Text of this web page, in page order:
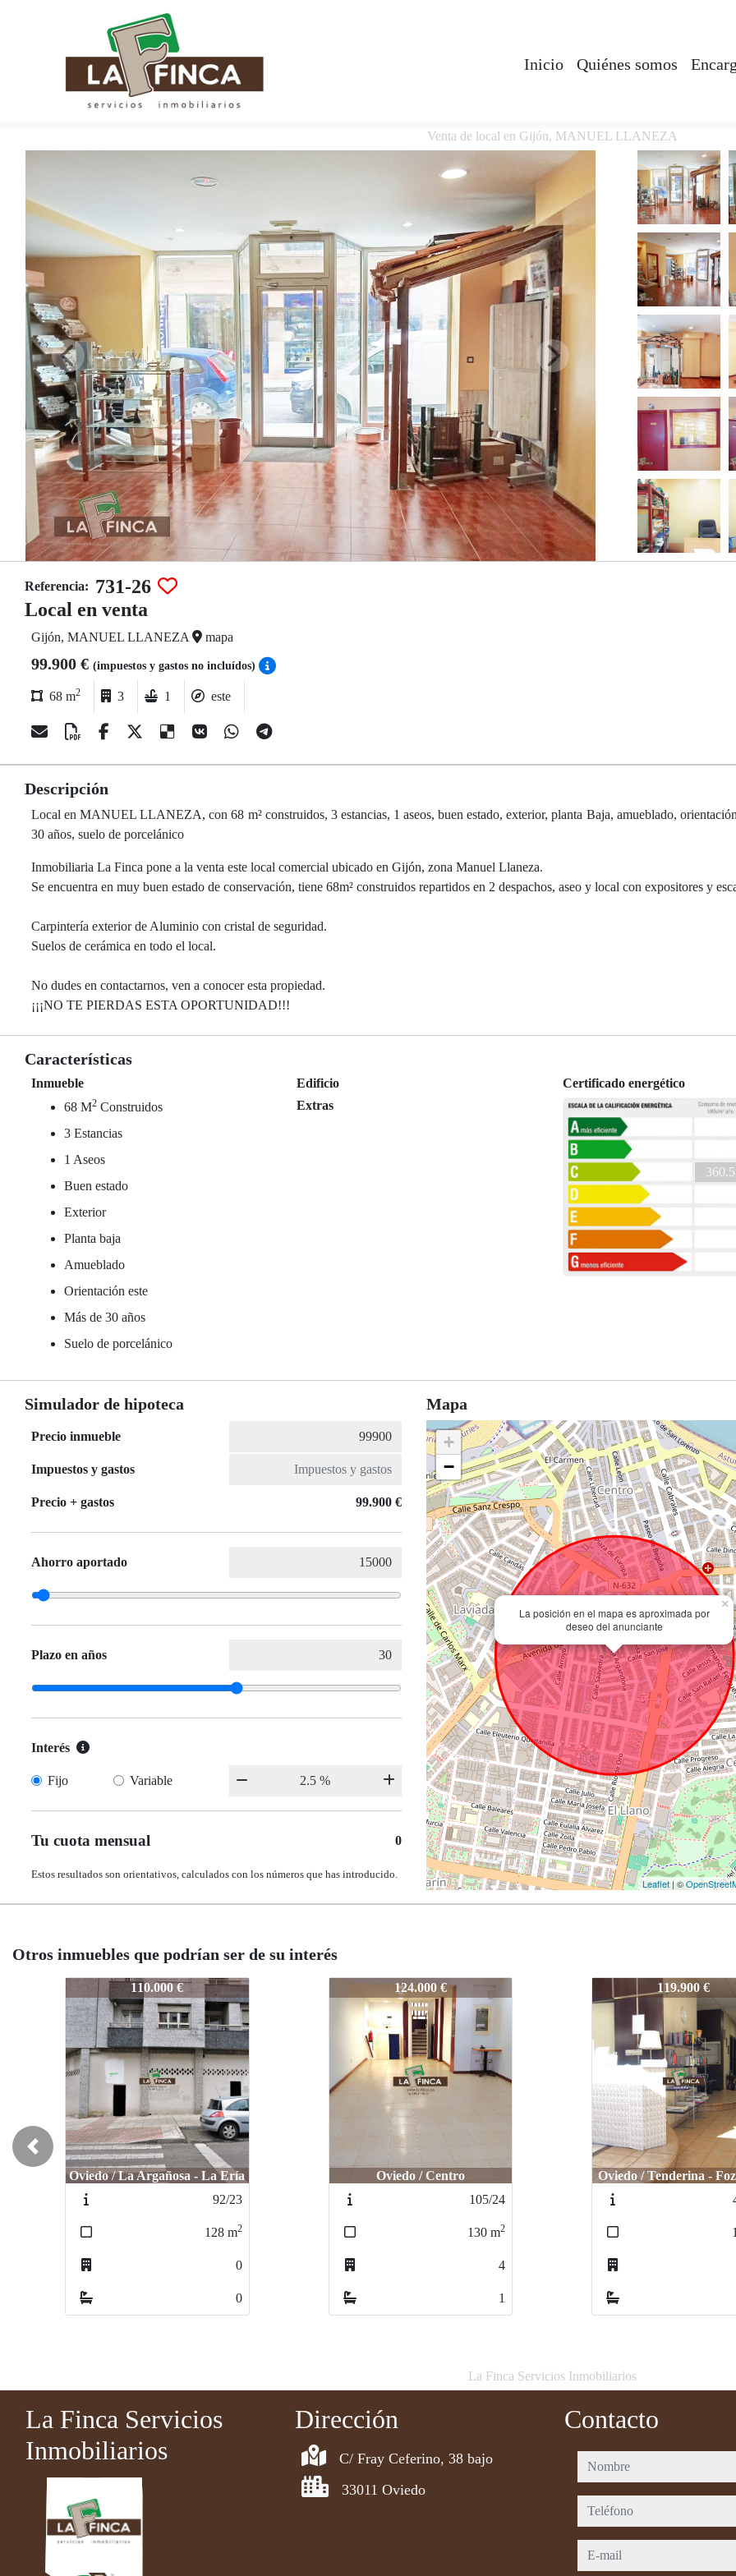
Inicio Quiénes somos
Venta de local en Gijón, MANUEL LLANEZA
Referencia: 731-26
Local en venta
Gijón, MANUEL LLANEZA mapa
99.900 € (impuestos y gastos no incluídos)
68 m2 3 1 este
Descripción
Local en MANUEL LLANEZA, con 68 m² construidos, 3 estancias, 1 aseos, buen estado, exterior, planta Baja, amueblado,
30 años, suelo de porcelánico
Inmobiliaria La Finca pone a la venta este local comercial ubicado en Gijón, zona Manuel Llaneza.
Se encuentra en muy buen estado de conservación, tiene 68m² construidos repartidos en 2 despachos, aseo y local con expositores y
Carpintería exterior de Aluminio con cristal de seguridad.
Suelos de cerámica en todo el local.
No dudes en contactarnos, ven a conocer esta propiedad.
¡¡¡NO TE PIERDAS ESTA OPORTUNIDAD!!!
Características
Inmueble
68 M2 Construidos
3 Estancias
1 Aseos
Buen estado
Exterior
Planta baja
Amueblado
Orientación este
Más de 30 años
Suelo de porcelánico
Edificio
Extras
Certificado energético
360.5
Simulador de hipoteca
Precio inmueble
Impuestos y gastos
Precio + gastos 99.900 €
Ahorro aportado
Plazo en años
Interés
Fijo Variable
Tu cuota mensual 0
Estos resultados son orientativos, calculados con los números que has introducido.
Mapa
La posición en el mapa es aproximada por
deseo del anunciante
×
+
−
Leaflet | ©
Otros inmuebles que podrían ser de su interés
731-26
124.000 €
Oviedo / Centro
105/24
130 m2
4
1
731-26 119.900 €
Oviedo / Tenderina - Fozaneldi
451/23
115 m2
0
1
139.000 €
Oviedo /
VILLAMIL
Previous
La Finca Servicios Inmobiliarios
La Finca Servicios
Inmobiliarios
Dirección
C/ Fray Ceferino, 38 bajo
33011 Oviedo
Contacto
nombre
teléfono
e-mail